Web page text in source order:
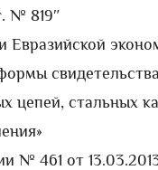
№ 819″
Евразийской
свидетельства
цепей, стальных
№ 461 от